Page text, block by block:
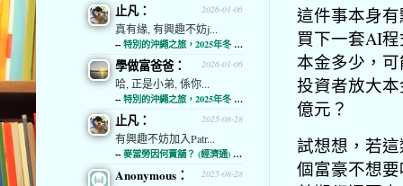
這件事本身
買下一套AI
本金多少，
投資者放大
億元？
試想想，若
個富豪不想
2026-01-06
止凡：
真有緣, 有興趣不妨j...
-- 特別的沖繩之旅，2025年冬 (經濟通)
2026-01-06
學做富爸爸：
哈, 正是小弟, 係你...
-- 特別的沖繩之旅，2025年冬 (經濟通)
2025-08-28
止凡：
有興趣不妨加入Patr...
-- 麥當勞因何賣舖？ (經濟通) (略)
2025-08-28
Anonymous：